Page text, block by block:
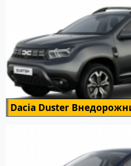
Dacia Duster